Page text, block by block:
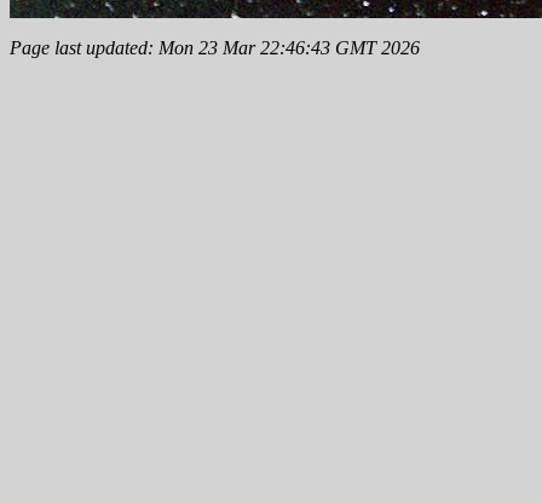
Page last updated: Mon 23 Mar 22:46:43 GMT 2026